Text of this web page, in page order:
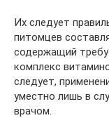
Их следует
питомцев
содержащий
комплекс
следует,
уместно лишь в
врачом.